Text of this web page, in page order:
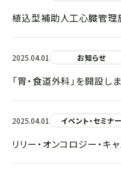
植込型補助人工心臓管理
2025.04.01 お知らせ
「胃・食道外科」を開設し
2025.04.01 イベント・セミナー
リリー・オンコロジー・キ